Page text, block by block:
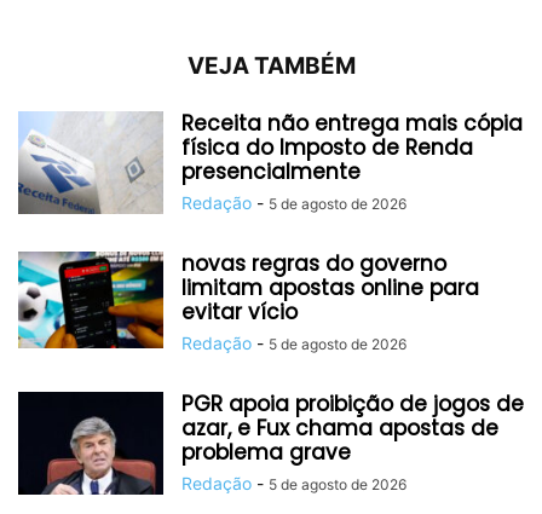
VEJA TAMBÉM
Receita não entrega mais cópia
física do Imposto de Renda
presencialmente
Redação - 5 de agosto de 2026
novas regras do governo
limitam apostas online para
evitar vício
Redação - 5 de agosto de 2026
PGR apoia proibição de jogos de
azar, e Fux chama apostas de
problema grave
Redação - 5 de agosto de 2026